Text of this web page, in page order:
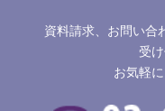
資料請求、お問い合
受
お気軽